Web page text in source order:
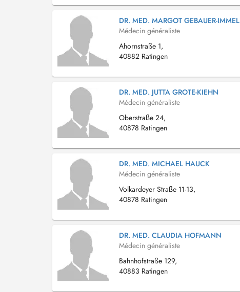
DR. MED. MARGOT GEBAUER-IMMEL
Médecin généraliste
Ahornstraße 1,
40882 Ratingen
DR. MED. JUTTA GROTE-KIEHN
Médecin généraliste
Oberstraße 24,
40878 Ratingen
DR. MED. MICHAEL HAUCK
Médecin généraliste
Volkardeyer Straße 11-13,
40878 Ratingen
DR. MED. CLAUDIA HOFMANN
Médecin généraliste
Bahnhofstraße 129,
40883 Ratingen